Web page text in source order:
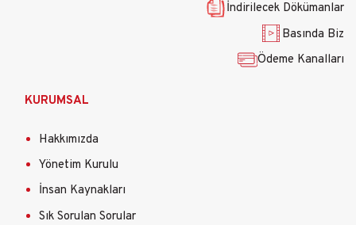
İndirilecek Dökümanlar
Basında Biz
Ödeme Kanalları
KURUMSAL
Hakkımızda
Yönetim Kurulu
İnsan Kaynakları
Sık Sorulan Sorular